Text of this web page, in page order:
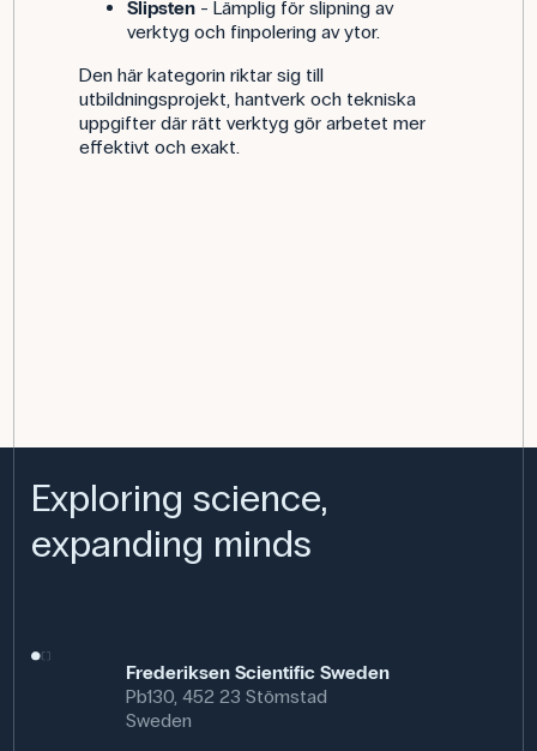
Slipsten- Lämplig för slipning av
verktyg och finpolering av ytor.
Den här kategorin riktar sig till
utbildningsprojekt, hantverk och tekniska
uppgifter där rätt verktyg gör arbetet mer
effektivt och exakt.
Exploring science,
expanding minds
Frederiksen Scientific Sweden
Pb130, 452 23 Stömstad
Sweden